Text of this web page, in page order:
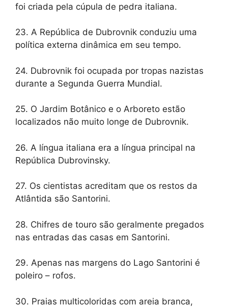
foi criada pela cúpula de pedra italiana.
23. A República de Dubrovnik conduziu uma
política externa dinâmica em seu tempo.
24. Dubrovnik foi ocupada por tropas nazistas
durante a Segunda Guerra Mundial.
25. O Jardim Botânico e o Arboreto estão
localizados não muito longe de Dubrovnik.
26. A língua italiana era a língua principal na
República Dubrovinsky.
27. Os cientistas acreditam que os restos da
Atlântida são Santorini.
28. Chifres de touro são geralmente pregados
nas entradas das casas em Santorini.
29. Apenas nas margens do Lago Santorini é
poleiro – rofos.
30. Praias multicoloridas com areia branca,